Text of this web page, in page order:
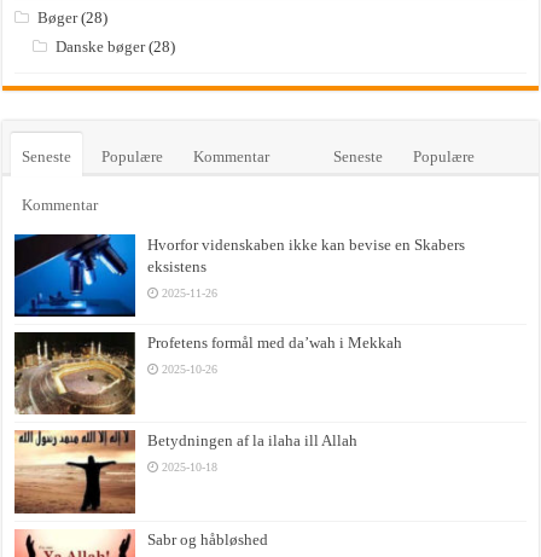
Bøger(28)
Danske bøger(28)
Seneste Populære Kommentar Seneste Populære
Kommentar
Hvorfor videnskaben ikke kan bevise en Skabers
eksistens
2025-11-26
Profetens formål med da’wah i Mekkah
2025-10-26
Betydningen af la ilaha ill Allah
2025-10-18
Sabr og håbløshed